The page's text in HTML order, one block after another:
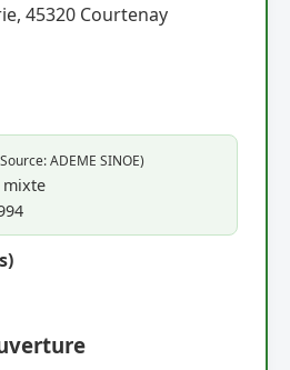
45320 Courtenay
ADEME SINOE)
mixte